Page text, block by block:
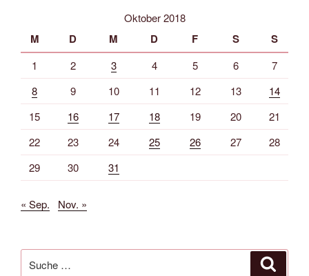
Oktober 2018
M D M D F S S
1 2 3 4 5 6
7
8
9 10 11 12 13
14
15
16 17 18 19 20
21
22
23 24 25 26 27
28
29
30 31
« Sep. Nov. »